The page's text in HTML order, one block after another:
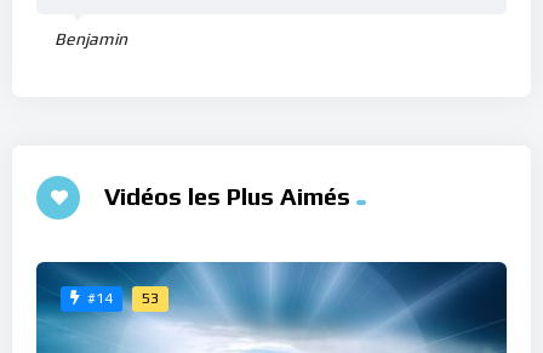
Benjamin
Vidéos les Plus Aimés
#14 53